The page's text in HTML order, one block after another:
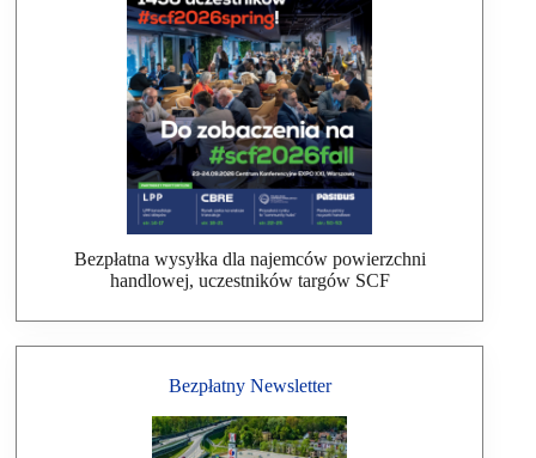
Bezpłatna wysyłka dla najemców powierzchni
handlowej, uczestników targów SCF
Bezpłatny Newsletter